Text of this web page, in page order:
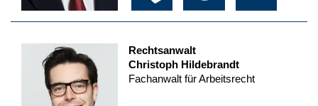
Rechtsanwalt
Christoph Hildebrandt
Fachanwalt für Arbeitsrecht